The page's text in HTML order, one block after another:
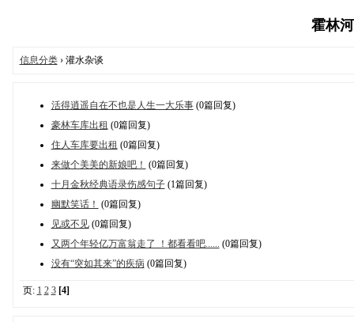
霍林
信息分类› 灌水杂谈
活得逍遥自在不也是人生一大乐事(0篇回复)
豪林车库出租 (0篇回复)
住人车库要出租 (0篇回复)
来做个美美的新娘吧！ (0篇回复)
十月金秋经典语录伤感句子(1篇回复)
幽默笑话！ (0篇回复)
见或不见(0篇回复)
又两个年轻亿万富翁走了 ！都看看吧...... (0篇回复)
没有“突如其来”的疾病(0篇回复)
页: 1 2 3 [4]